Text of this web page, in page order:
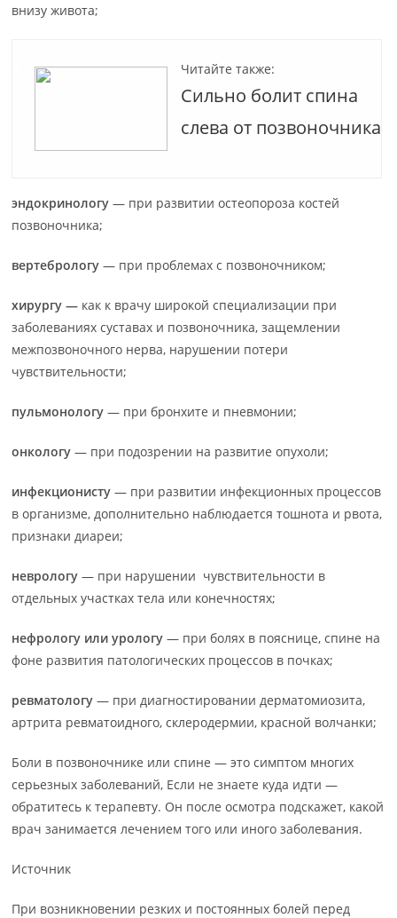
внизу живота;
Читайте также:
Сильно болит спина
слева от позвоночника
эндокринологу— при развитии остеопороза костей
позвоночника;
вертебрологу — при проблемах с позвоночником;
хирургу — как к врачу широкой специализации при
заболеваниях суставах и позвоночника, защемлении
межпозвоночного нерва, нарушении потери
чувствительности;
пульмонологу — при бронхите и пневмонии;
онкологу — при подозрении на развитие опухоли;
инфекционисту — при развитии инфекционных процессов
в организме, дополнительно наблюдается тошнота и рвота,
признаки диареи;
неврологу — при нарушении чувствительности в
отдельных участках тела или конечностях;
нефрологу или урологу — при болях в пояснице, спине на
фоне развития патологических процессов в почках;
ревматологу — при диагностировании дерматомиозита,
артрита ревматоидного, склеродермии, красной волчанки;
Боли в позвоночнике или спине — это симптом многих
серьезных заболеваний, Если не знаете куда идти —
обратитесь к терапевту. Он после осмотра подскажет, какой
врач занимается лечением того или иного заболевания.
Источник
При возникновении резких и постоянных болей перед